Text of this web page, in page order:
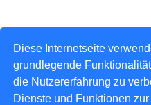
Diese Internetseite
grundlegende
die Nutzererfahrung zu
Dienste und Funktionen